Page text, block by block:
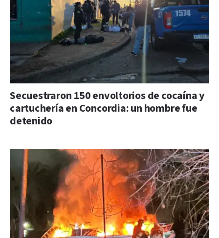
Secuestraron 150 envoltorios de cocaína y
cartuchería en Concordia: un hombre fue
detenido